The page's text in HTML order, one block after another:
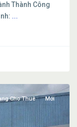
Thành Công
...
Cho Thuê Mới